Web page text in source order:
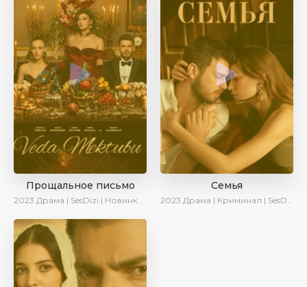
Прощальное письмо
2023 Драма | SesDizi | Новинки | Сериалы 2023
Семья
2023 Драма | Криминал | SesDizi | Ирина Котова | AveTurk | Сериалы 2023